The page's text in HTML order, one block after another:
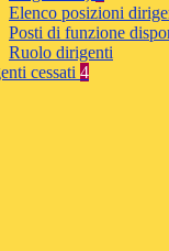
Elenco posizioni
Posti di funzione
Ruolo dirigenti
cessati 4